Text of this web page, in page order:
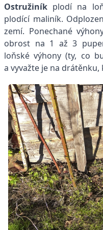
Ostružiník plodí na
plodící maliník.
zemí. Ponechané
obrost na 1 až 3
loňské výhony (ty, co
a vyvažte je na